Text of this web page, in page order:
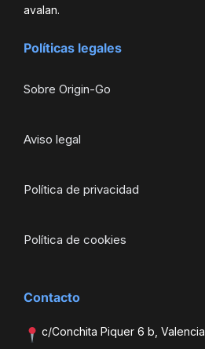
avalan.
Políticas legales
Sobre Origin-Go
Aviso legal
Política de privacidad
Política de cookies
Contacto
c/Conchita Piquer 6 b, Valencia